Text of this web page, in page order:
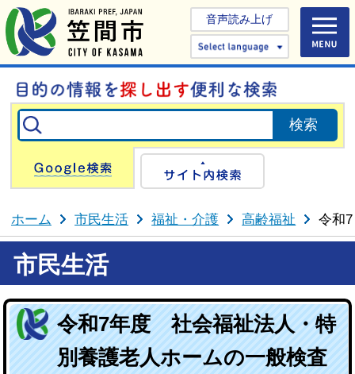
音声読み上げ
Select
Google検索
ホーム 市民生活 福祉・介護 高齢福祉 令和
市民生活
令和7年度 社会福祉法人・特
別養護老人ホームの一般検査